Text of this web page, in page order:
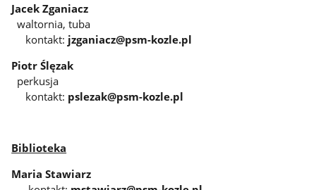
Jacek Zganiacz
waltornia, tuba
kontakt: jzganiacz@psm-kozle.pl
Piotr Ślęzak
perkusja
kontakt: pslezak@psm-kozle.pl
Biblioteka
Maria Stawiarz